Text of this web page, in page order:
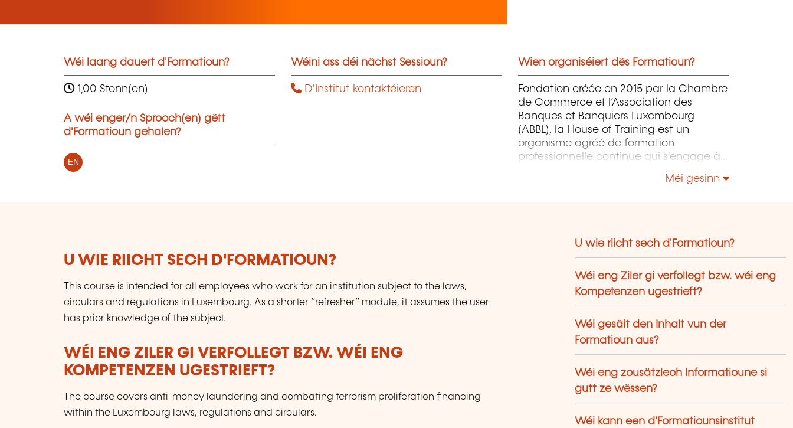
Wéi laang dauert d'Formatioun?
1,00 Stonn(en)
A wéi enger/n Sprooch(en) gëtt
d'Formatioun gehalen?
EN
Wéini ass déi nächst Sessioun?
D'Institut kontaktéieren
Wien organiséiert dës Formatioun?
Fondation créée en 2015 par la Chambre
de Commerce et l’Association des
Banques et Banquiers Luxembourg
(ABBL), la House of Training est un
organisme agréé de formation
professionnelle continue qui s'engage à
et à l'attractivité du Luxembourg en
Méi gesinn
U WIE RIICHT SECH D'FORMATIOUN?
This course is intended for all employees who work for an institution subject to the laws,
circulars and regulations in Luxembourg. As a shorter “refresher” module, it assumes the user
has prior knowledge of the subject.
WÉI ENG ZILER GI VERFOLLEGT BZW. WÉI ENG
KOMPETENZEN UGESTRIEFT?
The course covers anti-money laundering and combating terrorism proliferation financing
within the Luxembourg laws, regulations and circulars.
U wie riicht sech d'Formatioun?
Wéi eng Ziler gi verfollegt bzw. wéi eng
Kompetenzen ugestrieft?
Wéi gesäit den Inhalt vun der
Formatioun aus?
Wéi eng zousätzlech Informatioune si
gutt ze wëssen?
Wéi kann een d'Formatiounsinstitut